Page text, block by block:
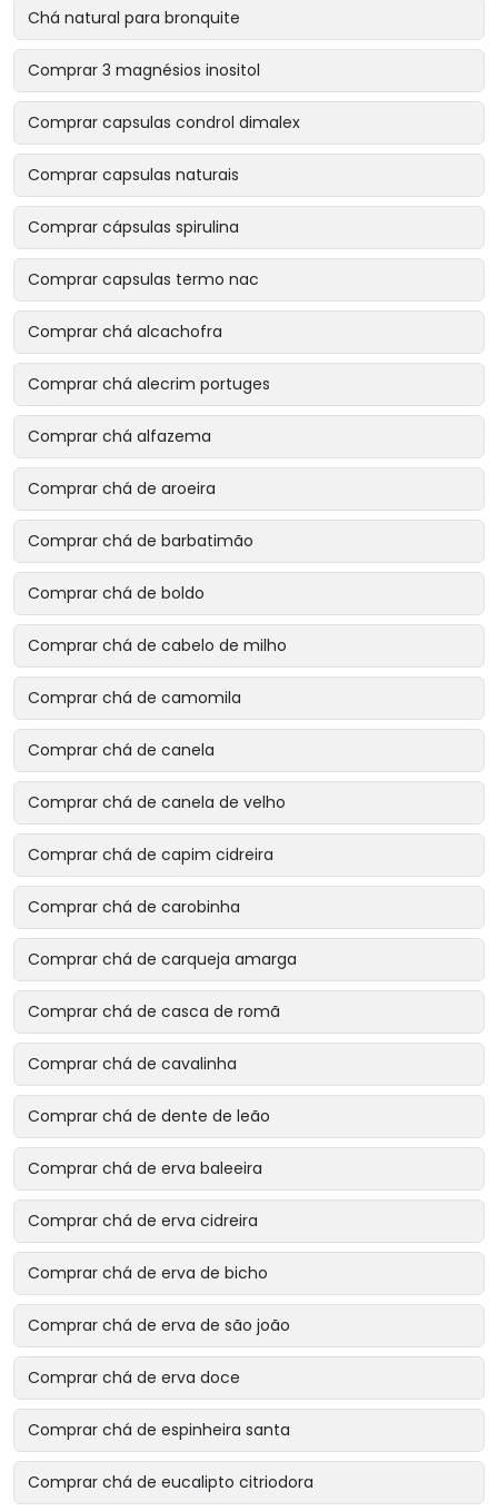
Chá natural para bronquite
Comprar 3 magnésios inositol
Comprar capsulas condrol dimalex
Comprar capsulas naturais
Comprar cápsulas spirulina
Comprar capsulas termo nac
Comprar chá alcachofra
Comprar chá alecrim portuges
Comprar chá alfazema
Comprar chá de aroeira
Comprar chá de barbatimão
Comprar chá de boldo
Comprar chá de cabelo de milho
Comprar chá de camomila
Comprar chá de canela
Comprar chá de canela de velho
Comprar chá de capim cidreira
Comprar chá de carobinha
Comprar chá de carqueja amarga
Comprar chá de casca de romã
Comprar chá de cavalinha
Comprar chá de dente de leão
Comprar chá de erva baleeira
Comprar chá de erva cidreira
Comprar chá de erva de bicho
Comprar chá de erva de são joão
Comprar chá de erva doce
Comprar chá de espinheira santa
Comprar chá de eucalipto citriodora